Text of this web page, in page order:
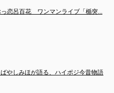
っ恋呂百花　ワンマンライブ「楯突...
ばやしみほが語る、ハイポジ今昔物語